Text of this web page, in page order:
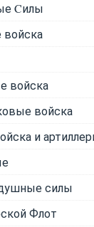
Cилы
войска
войска
войска
и
силы
Флот